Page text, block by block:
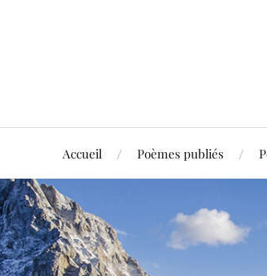
Accueil Poèmes publiés